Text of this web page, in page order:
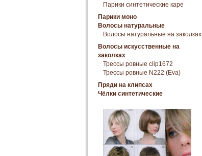
Парики синтетические каре
Парики моно
Волосы натуральные
Волосы натуральные на заколках
Волосы искусственные на
заколках
Трессы ровные clip1672
Трессы ровные N222 (Eva)
Пряди на клипсах
Чёлки синтетические